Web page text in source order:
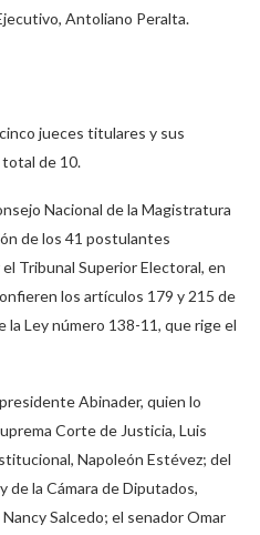
Antoliano Peralta.
jueces titulares y sus
de 10.
Nacional de la Magistratura
de los 41 postulantes
Tribunal Superior Electoral, en
los artículos 179 y 215 de
Ley número 138-11, que rige el
Abinader, quien lo
Corte de Justicia, Luis
Napoleón Estévez; del
de la Cámara de Diputados,
Salcedo; el senador Omar